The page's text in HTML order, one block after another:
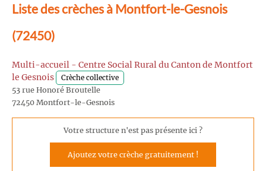
Liste des crèches à Montfort-le-Gesnois
(72450)
Multi-accueil - Centre Social Rural du Canton de Montfort
le Gesnois
Crèche collective
53 rue Honoré Broutelle
72450 Montfort-le-Gesnois
Votre structure n'est pas présente ici ?
Ajoutez votre crèche gratuitement !